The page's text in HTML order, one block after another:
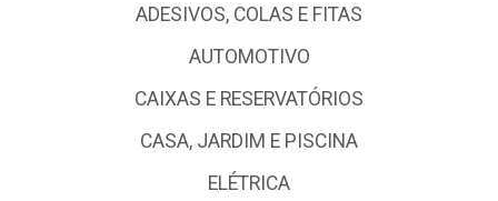
ADESIVOS, COLAS E FITAS
AUTOMOTIVO
CAIXAS E RESERVATÓRIOS
CASA, JARDIM E PISCINA
ELÉTRICA